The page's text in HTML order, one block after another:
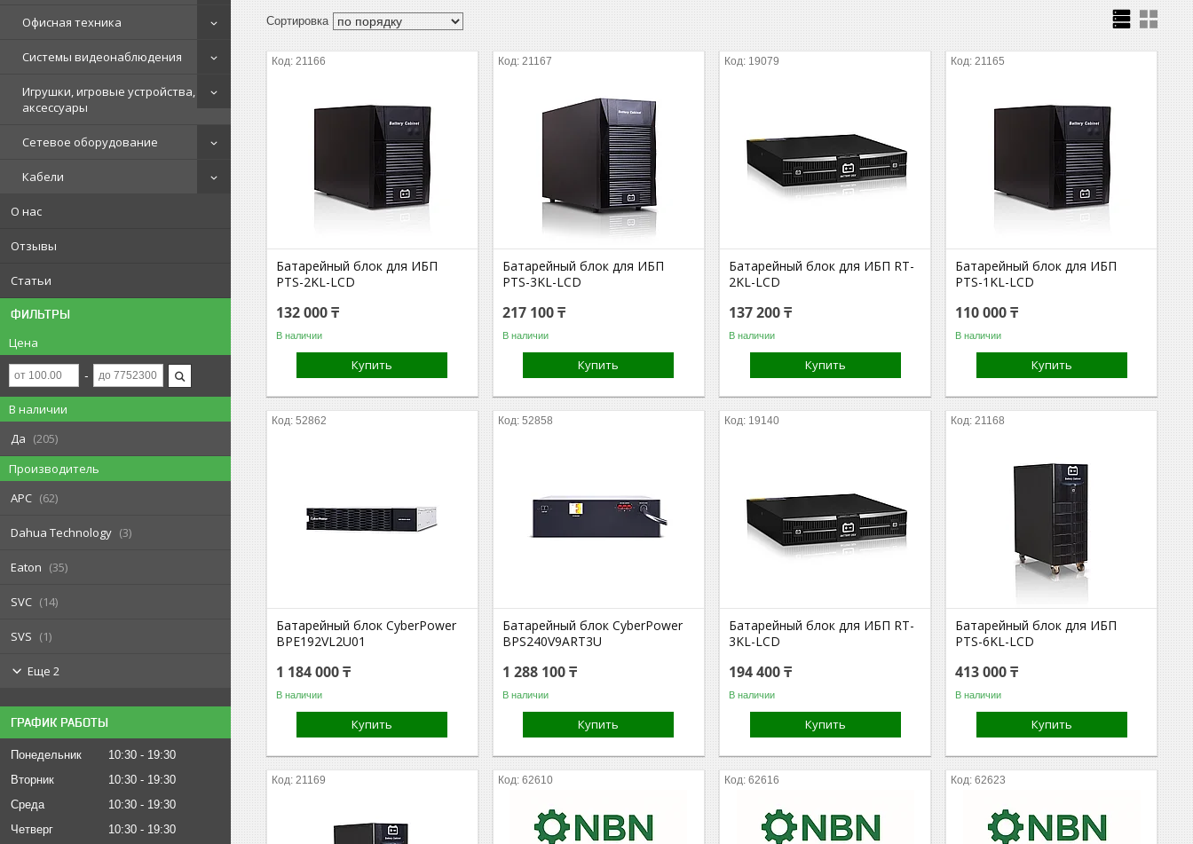
Офисная техника
Системы видеонаблюдения
Игрушки, игровые устройства,
аксессуары
Сетевое оборудование
Кабели
О нас
Отзывы
Статьи
ФИЛЬТРЫ
Цена
В наличии
Да
205
Производитель
APC
62
Dahua Technology 3
Eaton 35
SVC 14
SVS 1
Еще 2
ГРАФИК РАБОТЫ
Понедельник 10:30
19:30
Вторник
10:30
19:30
Среда
10:30
19:30
Четверг
10:30
19:30
21166
Батарейный блок для ИБП
PTS-2KL-LCD
132 000 ₸
В наличии
Купить
21167
Батарейный блок для ИБП
PTS-3KL-LCD
217 100 ₸
В наличии
Купить
19079
Батарейный блок для ИБП RT-
2KL-LCD
137 200 ₸
В наличии
Купить
21165
Батарейный блок для ИБП
PTS-1KL-LCD
110 000 ₸
В наличии
Купить
52862
Батарейный блок CyberPower
BPE192VL2U01
1 184 000 ₸
В наличии
Купить
52858
Батарейный блок CyberPower
BPS240V9ART3U
1 288 100 ₸
В наличии
Купить
19140
Батарейный блок для ИБП RT-
3KL-LCD
194 400 ₸
В наличии
Купить
21168
Батарейный блок для ИБП
PTS-6KL-LCD
413 000 ₸
В наличии
Купить
21169 62610 62616 62623